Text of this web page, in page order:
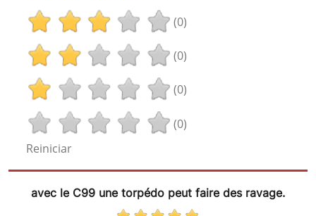
(0)
(0)
(0)
(0)
Reiniciar
avec le C99 une torpédo peut faire des ravage.